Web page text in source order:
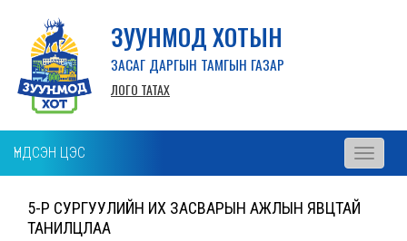
ЗУУНМОД ХОТЫН
ЗАСАГ ДАРГЫН ТАМГЫН ГАЗАР
ЛОГО ТАТАХ
ҮНДСЭН ЦЭС
Toggle
5-Р СУРГУУЛИЙН ИХ ЗАСВАРЫН АЖЛЫН ЯВЦТАЙ
ТАНИЛЦЛАА